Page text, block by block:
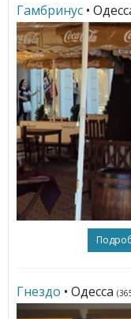
Гамбринус •
Гнездо • Одесса